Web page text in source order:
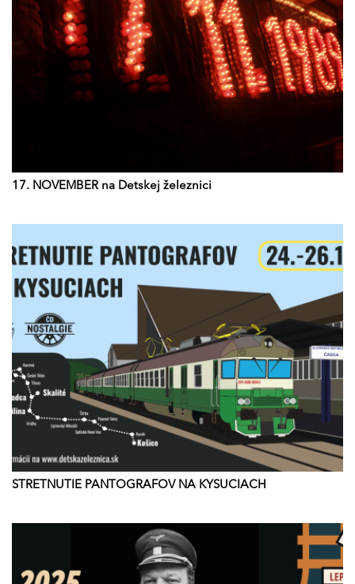
17. NOVEMBER na Detskej železnici
STRETNUTIE PANTOGRAFOV NA KYSUCIACH